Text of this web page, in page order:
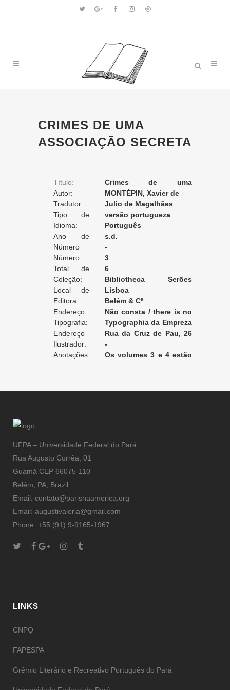
CRIMES DE UMA
ASSOCIAÇÃO SECRETA
Título:
Crimes de uma
associação secreta
Autor:
MONTÉPIN, Xavier de
Tradutor:
Julio de Magalhães
Tipo de
Tradução:
versão portugueza
Idioma:
Português
Ano de
Edição:
s.d.
Número
da Edição:
-
Número
do Volume:
3
Total de
Volumes:
6
Coleção:
Bibliotheca Serões
Romanticos
Local de
Edição:
Lisboa
Editora:
Belém & Cª
Endereço
da Editora:
Não consta / there is no
record / non enregistré
Tipografia:
Typographia da Empreza
Serões Romanticos
Endereço
da Tipografia:
Rua da Cruz de Pau, 26
[Lisboa]
Ilustrador:
-
Anotações:
Os volumes 3 e 4 estão
UFPA – Universidade Federal do Pará
Rua Augusto Corrêa, 01
Guamá CEP 66075-110
Belém, PA, Brazil
Email: contato@parisnaamerica.org
Email: augustivaleria@gmail.com
Phone: +55 (91) 9-9165-1967
LINKS
CNPQ
FAPESPA
Grêmio Literário e Recreativo Português do Pará